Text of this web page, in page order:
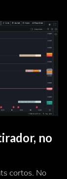
no
cortos. No